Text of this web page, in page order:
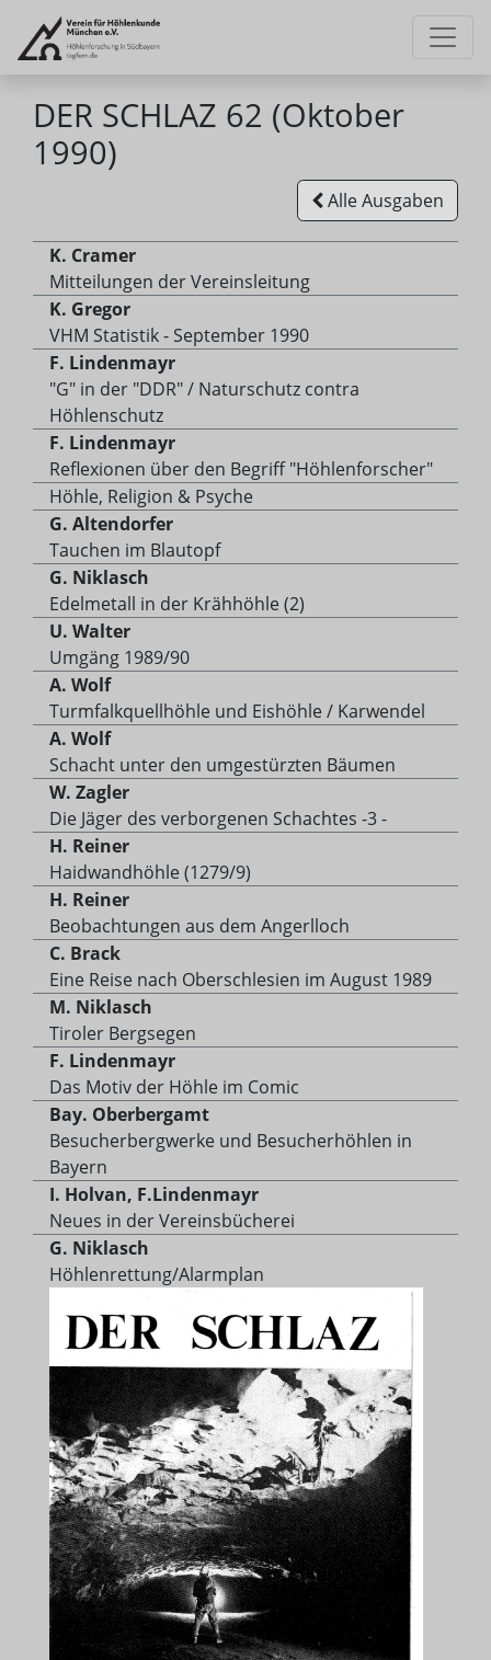
DER SCHLAZ 62 (Oktober
1990)
Alle Ausgaben
K. Cramer
Mitteilungen der Vereinsleitung
K. Gregor
VHM Statistik - September 1990
F. Lindenmayr
"G" in der "DDR" / Naturschutz contra
Höhlenschutz
F. Lindenmayr
Reflexionen über den Begriff "Höhlenforscher"
Höhle, Religion & Psyche
G. Altendorfer
Tauchen im Blautopf
G. Niklasch
Edelmetall in der Krähhöhle (2)
U. Walter
Umgäng 1989/90
A. Wolf
Turmfalkquellhöhle und Eishöhle / Karwendel
A. Wolf
Schacht unter den umgestürzten Bäumen
W. Zagler
Die Jäger des verborgenen Schachtes -3 -
H. Reiner
Haidwandhöhle (1279/9)
H. Reiner
Beobachtungen aus dem Angerlloch
C. Brack
Eine Reise nach Oberschlesien im August 1989
M. Niklasch
Tiroler Bergsegen
F. Lindenmayr
Das Motiv der Höhle im Comic
Bay. Oberbergamt
Besucherbergwerke und Besucherhöhlen in
Bayern
I. Holvan, F.Lindenmayr
Neues in der Vereinsbücherei
G. Niklasch
Höhlenrettung/Alarmplan